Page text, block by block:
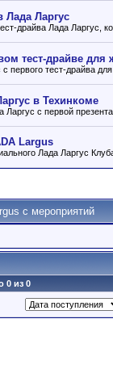
Лада Ларгус
драйва Лада Ларгус,
тест-драйве для
первого тест-драйва
в Техинкоме
с первой
Largus
Лада Ларгус
с мероприятий
0 из 0